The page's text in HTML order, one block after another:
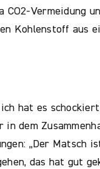
CO2-
aus
hat es
dem
„Der Matsch
das hat gut